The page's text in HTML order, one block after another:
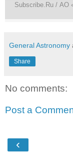
Subscribe.Ru / АО
General Astronomy
Share
No comments:
Post a
‹